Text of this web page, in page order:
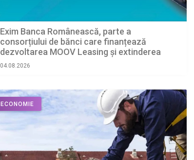
Exim Banca Românească, parte a
consorțiului de bănci care finanțează
dezvoltarea MOOV Leasing și extinderea
leasingului operațional în România
04.08.2026
ECONOMIE